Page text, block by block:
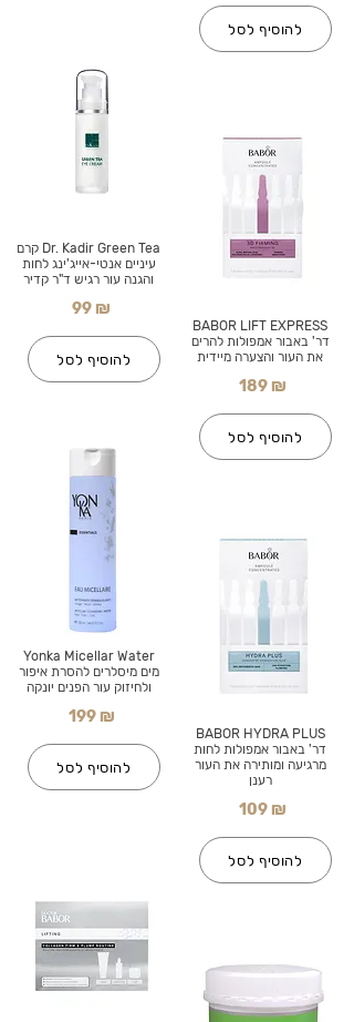
Dr. Kadir Green Tea קרם
עיניים אנטי-אייג'ינג לחות
והגנה עור רגיש ד"ר קדיר
99 ₪
להוסיף לסל
Yonka Micellar Water
מים מיסלרים להסרת איפור
ולחיזוק עור הפנים יונקה
199 ₪
להוסיף לסל
להוסיף לסל
BABOR LIFT EXPRESS
דר' באבור אמפולות להרים
את העור והצערה מיידית
189 ₪
להוסיף לסל
BABOR HYDRA PLUS
דר' באבור אמפולות לחות
מרגיעה ומותירה את העור
רענן
109 ₪
להוסיף לסל